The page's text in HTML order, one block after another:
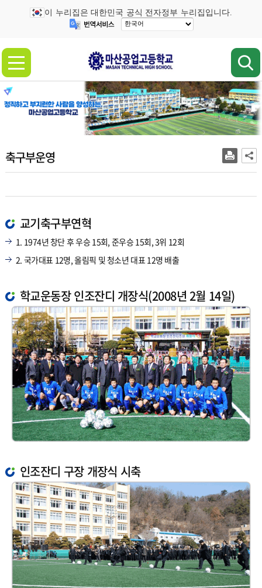
이 누리집은 대한민국 공식 전자정부 누리집입니다.
축구부운영
교기축구부연혁
1. 1974년 창단 후 우승 15회, 준우승 15회, 3위 12회
2. 국가대표 12명, 올림픽 및 청소년 대표 12명 배출
학교운동장 인조잔디 개장식(2008년 2월 14일)
인조잔디 구장 개장식 시축